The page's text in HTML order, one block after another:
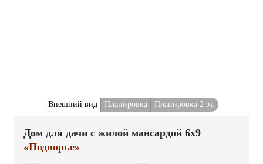
Внешний вид Планировка Планировка 2 эт.
Дом для дачи с жилой мансардой 6x9
«Подворье»